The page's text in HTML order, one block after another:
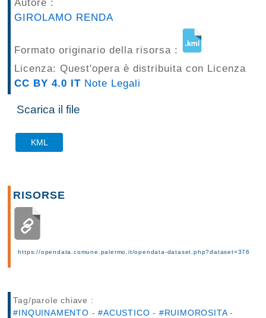
Open
GIROLAMO RENDA
Formato originario della risorsa :
Licenza: Quest'opera è distribuita con Licenza
CC BY 4.0 IT Note Legali
Scarica il file
KML
RISORSE
https://opendata.comune.palermo.it/opendata-dataset.php?dataset=376
Tag/parole chiave :
#INQUINAMENTO -#ACUSTICO - #RUIMOROSITA-